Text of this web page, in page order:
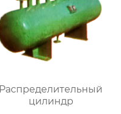
Распределительный
цилиндр